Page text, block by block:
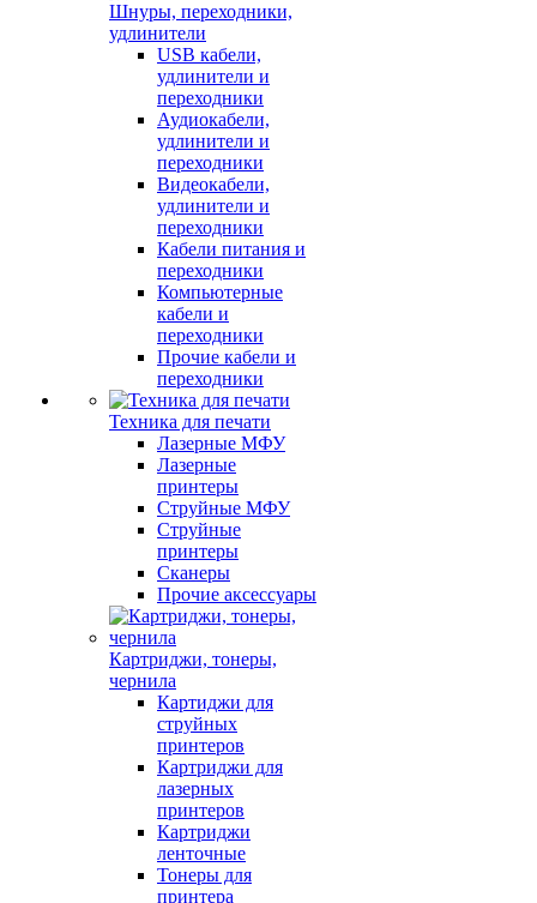
Шнуры, переходники,
удлинители
USB кабели,
удлинители и
переходники
Аудиокабели,
удлинители и
переходники
Видеокабели,
удлинители и
переходники
Кабели питания и
переходники
Компьютерные
кабели и
переходники
Прочие кабели и
переходники
Техника для печати
Лазерные МФУ
Лазерные
принтеры
Струйные МФУ
Струйные
принтеры
Сканеры
Прочие аксессуары
Картриджи, тонеры,
чернила
Картиджи для
струйных
принтеров
Картриджи для
лазерных
принтеров
Картриджи
ленточные
Тонеры для
принтера